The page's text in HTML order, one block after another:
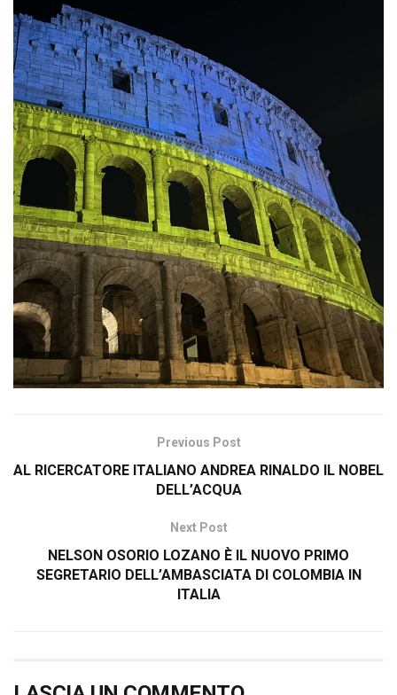
Previous Post
AL RICERCATORE ITALIANO ANDREA RINALDO IL NOBEL
DELL’ACQUA
Next Post
NELSON OSORIO LOZANO È IL NUOVO PRIMO
SEGRETARIO DELL’AMBASCIATA DI COLOMBIA IN
ITALIA